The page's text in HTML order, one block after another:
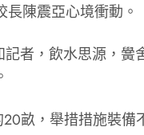
陳震亞心境衝動。
者，飲水思源，黌
畝，舉措措施裝